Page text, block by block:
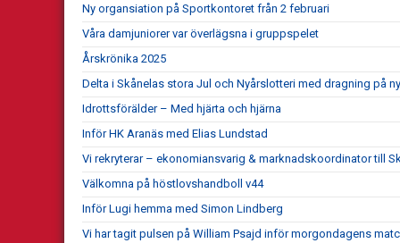
Ny organsiation på Sportkontoret från 2 februari
Våra damjuniorer var överlägsna i gruppspelet
Årskrönika 2025
Delta i Skånelas stora Jul och Nyårslotteri med dragning på
Idrottsförälder – Med hjärta och hjärna
Inför HK Aranäs med Elias Lundstad
Vi rekryterar – ekonomiansvarig & marknadskoordinator till
Välkomna på höstlovshandboll v44
Inför Lugi hemma med Simon Lindberg
Vi har tagit pulsen på William Psajd inför morgondagens